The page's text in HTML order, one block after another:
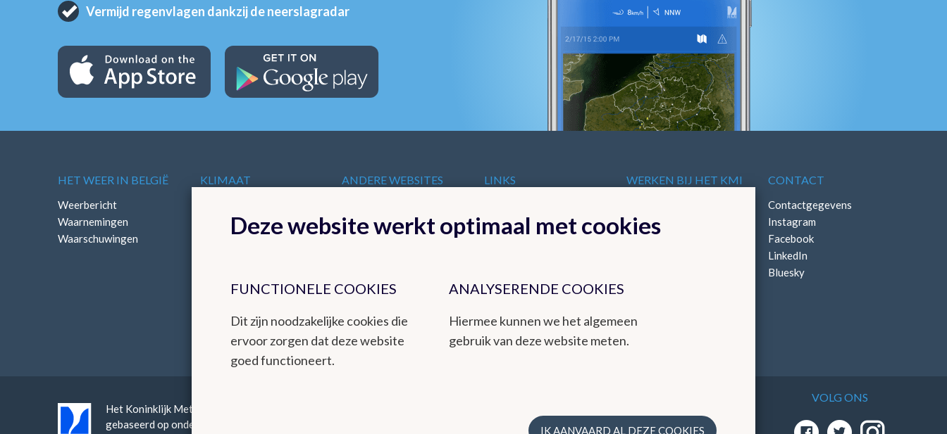
Vermijd regenvlagen dankzij de neerslagradar
HET WEER IN BELGIË
Weerbericht
Waarnemingen
Waarschuwingen
KLIMAAT
Klimatologische kaarten
ANDERE WEBSITES
KMI in Dourbes
Radar
Climate Dynamics
LINKS
meteorologische
diensten
Nationale organisaties
Wetenschappelijke
Instellingen
WERKEN BIJ HET KMI
Stages
CONTACT
Contactgegevens
Instagram
Facebook
LinkedIn
Bluesky
Het Koninklijk Meteorologisch Instituut biedt een betrouwbare dienstverlening aan het publiek en de overheden,
gebaseerd op onderzoek, innovatie en continuïteit. Het KMI is een instituut dat ook milieu-uitdagingen integreert via
VOLG ONS
Deze website werkt optimaal met cookies
FUNCTIONELE COOKIES
Dit zijn noodzakelijke cookies die
ervoor zorgen dat deze website
goed functioneert.
ANALYSERENDE COOKIES
Hiermee kunnen we het algemeen
gebruik van deze website meten.
IK AANVAARD AL DEZE COOKIES